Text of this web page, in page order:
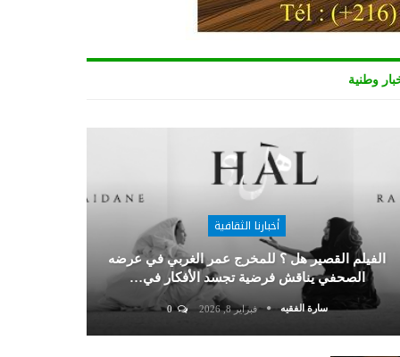
وطنية
أخبارنا الثقافية
الفيلم القصير هل ؟ للمخرج عمر الغربي في عرضه
الصحفي يناقش فرضية تجسد الأفكار في…
سارة الفقيه فبراير 8, 2026 0